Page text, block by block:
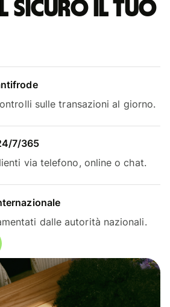
sicuro il tuo
sulle transazioni al giorno.
7/365
via telefono, online o chat.
dalle autorità nazionali.